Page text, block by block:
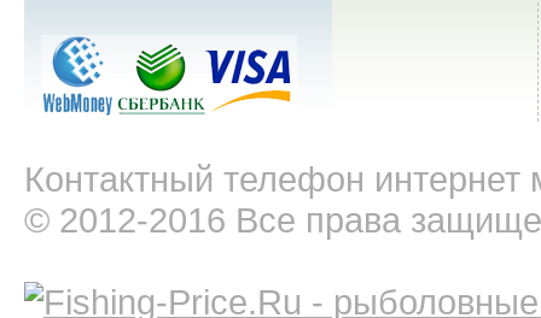
Контактный телефон интернет
© 2012-2016 Все права